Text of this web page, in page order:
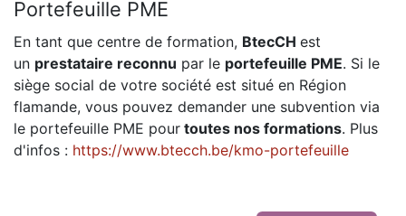
Portefeuille PME
En tant que centre de formation, BtecCH est
un prestataire reconnu par le portefeuille PME. Si le
siège social de votre société est situé en Région
flamande, vous pouvez demander une subvention via
le portefeuille PME pour toutes nos formations. Plus
d'infos : https://www.btecch.be/kmo-portefeuille